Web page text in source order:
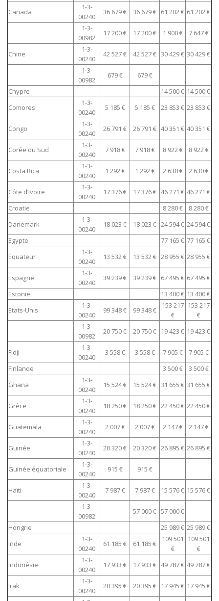
Canada
1-3-
00240
36 679 € 36 679 € 61 202 € 61 202 €
1-3-
00982
17 200 € 17 200 € 1 900 € 7 647 €
Chine
1-3-
00240
42 527 € 42 527 € 30 429 € 30 429 €
1-3-
00982
679 €
679 €
Chypre
14 500 € 14 500 €
Comores
1-3-
00240
5 185 € 5 185 € 23 853 € 23 853 €
Congo
1-3-
00240
26 791 € 26 791 € 40 351 € 40 351 €
Corée du Sud
1-3-
00240
7 918 € 7 918 € 8 922 € 8 922 €
Costa Rica
1-3-
00240
1 292 € 1 292 € 2 630 € 2 630 €
Côte d’Ivoire
1-3-
00240
17 376 € 17 376 € 46 271 € 46 271 €
Croatie
8 280 €
8 280 €
Danemark
1-3-
00240
18 023 € 18 023 € 24 594 € 24 594 €
Egypte
77 165 € 77 165 €
Equateur
1-3-
00240
13 532 € 13 532 € 28 955 € 28 955 €
Espagne
1-3-
00240
39 239 € 39 239 € 67 495 € 67 495 €
Estonie
13 400 € 13 400 €
Etats-Unis
1-3-
00240
99 348 € 99 348 €
153 217
€
153 217
€
1-3-
00982
20 750 € 20 750 € 19 423 € 19 423 €
Fidji
1-3-
00240
3 558 € 3 558 € 7 905 €
7 905 €
Finlande
3 500 €
3 500 €
Ghana
1-3-
00240
15 524 € 15 524 € 31 655 € 31 655 €
Grèce
1-3-
00240
18 250 € 18 250 € 22 450 € 22 450 €
Guatemala
1-3-
00240
2 007 € 2 007 € 2 147 € 2 147 €
Guinée
1-3-
00240
20 320 € 20 320 € 26 895 € 26 895 €
Guinée équatoriale
1-3-
00240
915 € 915 €
Haïti
1-3-
00240
7 987 € 7 987 € 15 576 € 15 576 €
1-3-
00982
57 000 € 57 000 €
Hongrie
25 989 € 25 989 €
Inde
1-3-
00240
61 185 € 61 185 €
109 501
€
109 501
€
Indonésie
1-3-
00240
17 933 € 17 933 € 49 787 € 49 787 €
Irak
1-3-
00240
20 395 € 20 395 € 17 945 € 17 945 €